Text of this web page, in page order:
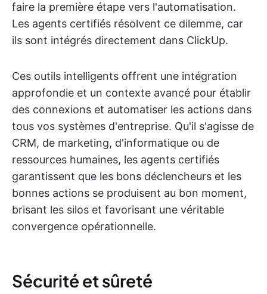
faire la première étape vers l'automatisation.
Les agents certifiés résolvent ce dilemme, car
ils sont intégrés directement dans ClickUp.
Ces outils intelligents offrent une intégration
approfondie et un contexte avancé pour établir
des connexions et automatiser les actions dans
tous vos systèmes d'entreprise. Qu'il s'agisse de
CRM, de marketing, d'informatique ou de
ressources humaines, les agents certifiés
garantissent que les bons déclencheurs et les
bonnes actions se produisent au bon moment,
brisant les silos et favorisant une véritable
convergence opérationnelle.
Sécurité et sûreté